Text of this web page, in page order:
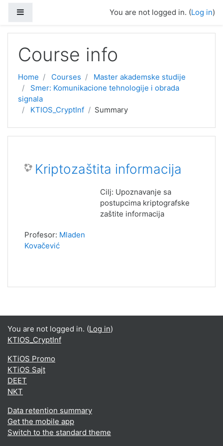
You are not logged in. (Log in)
Course info
Home Courses
Master akademske studije
Smer: Komunikacione tehnologije i obrada
signala
KTIOS_CryptInf
Summary
Kriptozaštita informacija
Cilj: Upoznavanje sa
postupcima kriptografske
zaštite informacija
Profesor: Mladen
Kovačević
You are not logged in. (Log in)
KTIOS_CryptInf
KTiOS Promo
KTiOS Sajt
DEET
NKT
Data retention summary
Get the mobile app
Switch to the standard theme